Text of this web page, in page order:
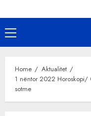
Primary
Menu
Home
Aktualitet
1 nëntor 2022 Horoskopi/
sotme